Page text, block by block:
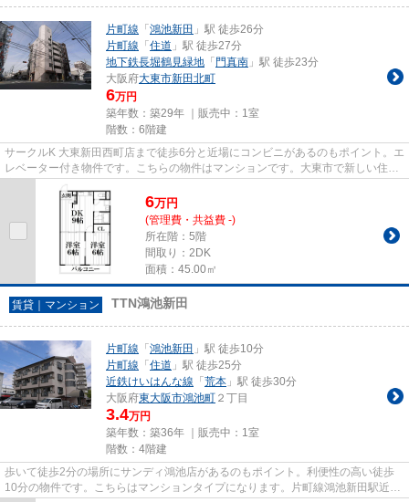
片町線 「 鴻池新田 」駅 徒歩26分
片町線 「 住道 」駅 徒歩27分
地下鉄長堀鶴見緑地 「 門真南 」駅 徒歩23分
大阪府大東市新田北町
6万円
築年数：築29年 ｜販売中： 1室
階数：6階建
サークルK 大東新田西町店まで徒歩6分と近場にコンビニがあるのもポイント。エ
レベーター付き物件です。こちらの物件はマンションです。大東市で新しい住環
境をお探しなら、片町線鴻池...
6万円
(管理費・共益費 -)
所在階：5階
間取り：2DK
面積：45.00㎡
賃貸｜マンション TTN鴻池新田
片町線 「 鴻池新田 」駅 徒歩10分
片町線 「 住道 」駅 徒歩25分
近鉄けいはんな線 「 荒本 」駅 徒歩30分
大阪府東大阪市鴻池町 ２丁目
3.4万円
築年数：築36年 ｜販売中： 1室
階数：4階建
歩いて徒歩2分の場所にサンディ鴻池店があるのもポイント。利便性の高い徒歩
10分の物件です。こちらはマンションタイプになります。片町線鴻池新田駅近辺